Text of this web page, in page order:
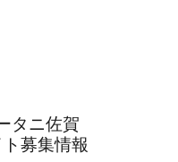
タニ佐賀
募集情報